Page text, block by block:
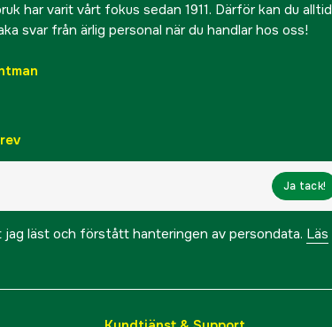
har varit vårt fokus sedan 1911. Därför kan du alltid
svar från ärlig personal när du handlar hos oss!
Ja tack!
jag läst och förstått hanteringen av persondata. Läs